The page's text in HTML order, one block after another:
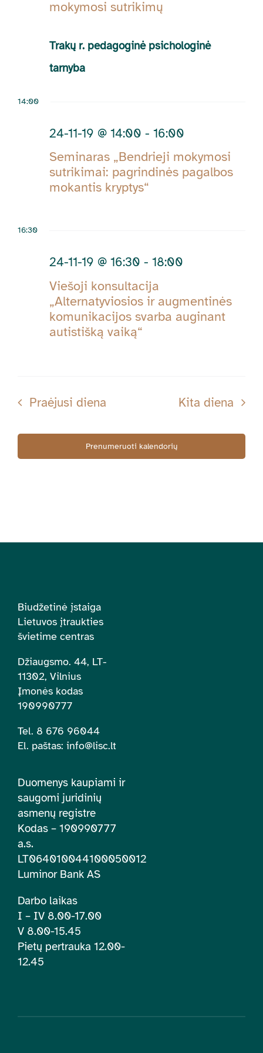
11-
19
mokymosi sutrikimų
Trakų r. pedagoginė psichologinė
tarnyba
14:00
Seminaras „Bendrieji mokymosi
sutrikimai: pagrindinės pagalbos
mokantis kryptys“
24-11-19 @ 14:00 - 16:00
16:30
Viešoji konsultacija
„Alternatyviosios ir augmentinės
komunikacijos svarba auginant
autistišką vaiką“
24-11-19 @ 16:30 - 18:00
Praėjusi diena Kita diena
Prenumeruoti kalendorių
Biudžetinė įstaiga
Lietuvos įtraukties
švietime centras
Džiaugsmo. 44, LT-
11302, Vilnius
Įmonės kodas
190990777
Tel. 8 676 96044
El. paštas: info@lisc.lt
Duomenys kaupiami ir
saugomi juridinių
asmenų registre
Kodas – 190990777
a.s.
LT064010044100050012
Luminor Bank AS
Darbo laikas
I – IV 8.00-17.00
V 8.00-15.45
Pietų pertrauka 12.00-
12.45